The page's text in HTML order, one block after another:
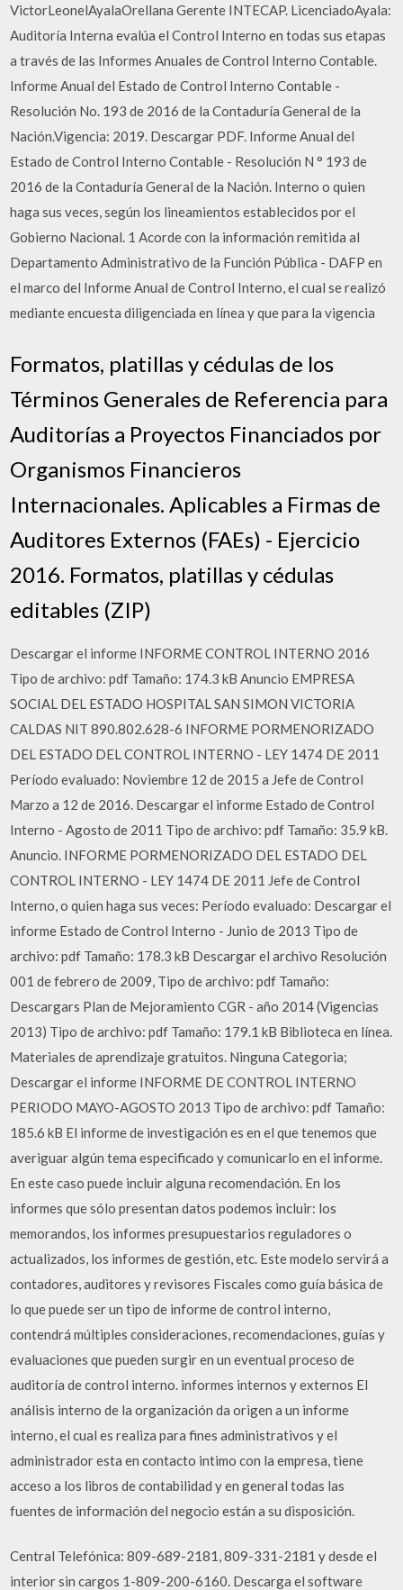
VictorLeonelAyalaOrellana Gerente INTECAP. LicenciadoAyala:
Auditoría Interna evalúa el Control Interno en todas sus etapas
a través de las Informes Anuales de Control Interno Contable.
Informe Anual del Estado de Control Interno Contable -
Resolución No. 193 de 2016 de la Contaduría General de la
Nación.Vigencia: 2019. Descargar PDF. Informe Anual del
Estado de Control Interno Contable - Resolución N ° 193 de
2016 de la Contaduría General de la Nación. Interno o quien
haga sus veces, según los lineamientos establecidos por el
Gobierno Nacional. 1 Acorde con la información remitida al
Departamento Administrativo de la Función Pública - DAFP en
el marco del Informe Anual de Control Interno, el cual se realizó
mediante encuesta diligenciada en línea y que para la vigencia
Formatos, platillas y cédulas de los
Términos Generales de Referencia para
Auditorías a Proyectos Financiados por
Organismos Financieros
Internacionales. Aplicables a Firmas de
Auditores Externos (FAEs) - Ejercicio
2016. Formatos, platillas y cédulas
editables (ZIP)
Descargar el informe INFORME CONTROL INTERNO 2016
Tipo de archivo: pdf Tamaño: 174.3 kB Anuncio EMPRESA
SOCIAL DEL ESTADO HOSPITAL SAN SIMON VICTORIA
CALDAS NIT 890.802.628-6 INFORME PORMENORIZADO
DEL ESTADO DEL CONTROL INTERNO - LEY 1474 DE 2011
Período evaluado: Noviembre 12 de 2015 a Jefe de Control
Marzo a 12 de 2016. Descargar el informe Estado de Control
Interno - Agosto de 2011 Tipo de archivo: pdf Tamaño: 35.9 kB.
Anuncio. INFORME PORMENORIZADO DEL ESTADO DEL
CONTROL INTERNO - LEY 1474 DE 2011 Jefe de Control
Interno, o quien haga sus veces: Período evaluado: Descargar el
informe Estado de Control Interno - Junio de 2013 Tipo de
archivo: pdf Tamaño: 178.3 kB Descargar el archivo Resolución
001 de febrero de 2009, Tipo de archivo: pdf Tamaño:
Descargars Plan de Mejoramiento CGR - año 2014 (Vigencias
2013) Tipo de archivo: pdf Tamaño: 179.1 kB Biblioteca en línea.
Materiales de aprendizaje gratuitos. Ninguna Categoria;
Descargar el informe INFORME DE CONTROL INTERNO
PERIODO MAYO-AGOSTO 2013 Tipo de archivo: pdf Tamaño:
185.6 kB El informe de investigación es en el que tenemos que
averiguar algún tema especificado y comunicarlo en el informe.
En este caso puede incluir alguna recomendación. En los
informes que sólo presentan datos podemos incluir: los
memorandos, los informes presupuestarios reguladores o
actualizados, los informes de gestión, etc. Este modelo servirá a
contadores, auditores y revisores Fiscales como guía básica de
lo que puede ser un tipo de informe de control interno,
contendrá múltiples consideraciones, recomendaciones, guías y
evaluaciones que pueden surgir en un eventual proceso de
auditoría de control interno. informes internos y externos El
análisis interno de la organización da origen a un informe
interno, el cual es realiza para fines administrativos y el
administrador esta en contacto intimo con la empresa, tiene
acceso a los libros de contabilidad y en general todas las
fuentes de información del negocio están a su disposición.
Central Telefónica: 809-689-2181, 809-331-2181 y desde el
interior sin cargos 1-809-200-6160. Descarga el software